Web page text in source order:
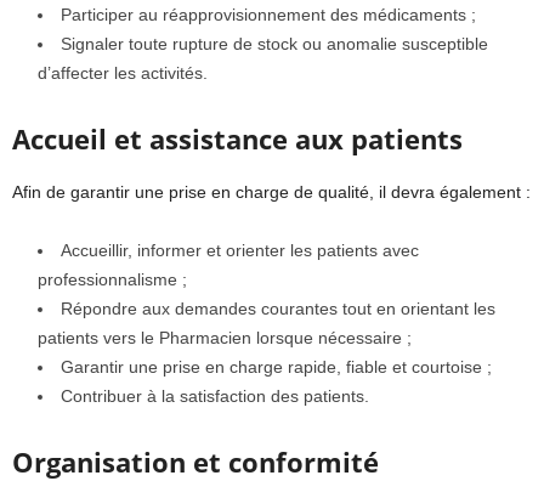
Participer au réapprovisionnement des médicaments ;
Signaler toute rupture de stock ou anomalie susceptible
d’affecter les activités.
Accueil et assistance aux patients
Afin de garantir une prise en charge de qualité, il devra également :
Accueillir, informer et orienter les patients avec
professionnalisme ;
Répondre aux demandes courantes tout en orientant les
patients vers le Pharmacien lorsque nécessaire ;
Garantir une prise en charge rapide, fiable et courtoise ;
Contribuer à la satisfaction des patients.
Organisation et conformité